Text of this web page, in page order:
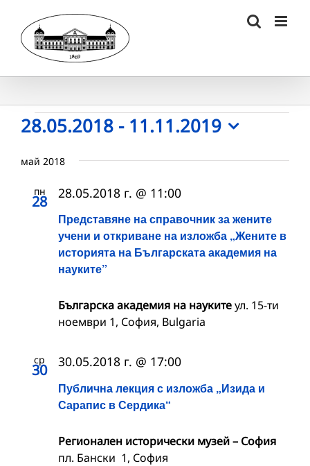
content
Събития
28.05.2018 - 11.11.2019
date.
май 2018
пн
28
Представяне на справочник за жените
учени и откриване на изложба „Жените в
историята на Българската академия на
науките”
28.05.2018 г. @ 11:00
Българска академия на наукитеул. 15-ти
ноември 1, София, Bulgaria
ср
30
Публична лекция с изложба „Изида и
Сарапис в Сердика“
30.05.2018 г. @ 17:00
Регионален исторически музей – София
пл. Бански 1, София